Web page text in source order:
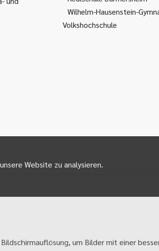
Wilhelm-Hausenstein-
Volkshochschule
Website zu analysieren.
um Bilder mit einer